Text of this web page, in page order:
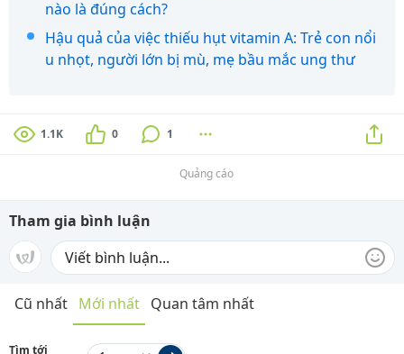
nào là đúng cách?
Hậu quả của việc thiếu hụt vitamin A: Trẻ con nổi
u nhọt, người lớn bị mù, mẹ bầu mắc ung thư
1.1K 0 1
Quảng cáo
Tham gia bình luận
Cũ nhất Mới nhất Quan tâm nhất
Tìm tới